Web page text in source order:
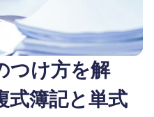
つけ方を解
式簿記と単式